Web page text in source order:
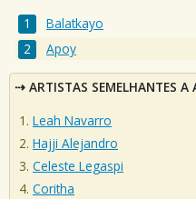
Balatkayo
Apoy
ARTISTAS SEMELHANTES A
Leah Navarro
Hajji Alejandro
Celeste Legaspi
Coritha